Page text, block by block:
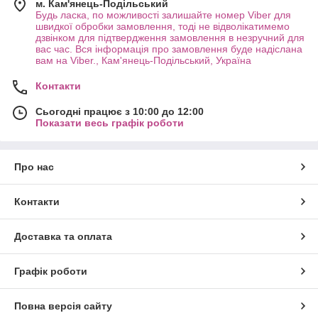
можна підібрати для себе варіант, який буде ідеально
поєднуватися з вбранням і характером своєї господині. Ми
пропонуємо нашим покупцям:
Класичні і вишукані браслети;
Сережки
· Елегантні підвіски, хрестики з розп'яттям
цирконієм, іконки і ладанки;
· Каблучки
· Ланцюжки з популярними видами плетіння, такими як:
снейк, бісмарк,
· Дивовижні комплекти, що поєднують в собі лаконічність і
розкіш.
Бути красивою з нами - це просто!
У нашому магазині ми пропонуємо вам величезний вибір
ювелірної біжутерії таких відомих брендів як Xuping і Fallon,
якість якої вже оцінили багато наших покупців. Всі вироби,
м. Кам'янець-Подільський
Будь ласка, по можливості залишайте номер Viber для
швидкої обробки замовлення, тоді не відволікатимемо
дзвінком для підтвердження замовлення в незручний для
вас час. Вся інформація про замовлення буде надіслана
вам на Viber., Кам'янець-Подільський, Україна
Контакти
Сьогодні працює з 10:00 до 12:00
Показати весь графік роботи
Про нас
Контакти
Доставка та оплата
Графік роботи
Повна версія сайту